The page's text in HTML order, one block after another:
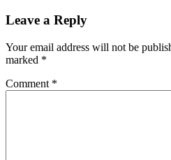
Leave a Reply
Your email address will not be
marked *
Comment *